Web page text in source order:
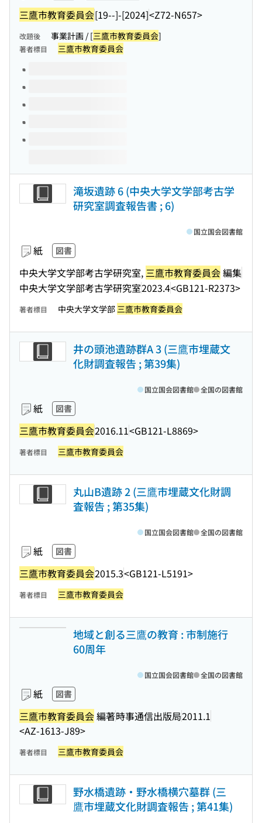
三鷹市教育委員会[19--]-[2024]<Z72-N657>
改題後 事業計画 / [三鷹市教育委員会]
著者標目 三鷹市教育委員会
このタイトルの巻号
滝坂遺跡 6 (中央大学文学部考古学
研究室調査報告書 ; 6)
紙 図書
中央大学文学部考古学研究室, 三鷹市教育委員会編集
中央大学文学部考古学研究室2023.4<GB121-R2373>
国立国会図書館
著者標目 中央大学文学部 三鷹市教育委員会
井の頭池遺跡群A 3 (三鷹市埋蔵文
化財調査報告 ; 第39集)
紙 図書
三鷹市教育委員会2016.11<GB121-L8869>
国立国会図書館 全国の図書館
著者標目 三鷹市教育委員会
丸山B遺跡 2 (三鷹市埋蔵文化財調
査報告 ; 第35集)
紙 図書
三鷹市教育委員会2015.3<GB121-L5191>
国立国会図書館 全国の図書館
著者標目 三鷹市教育委員会
地域と創る三鷹の教育 : 市制施行
60周年
紙 図書
三鷹市教育委員会編著時事通信出版局2011.1
<AZ-1613-J89>
国立国会図書館 全国の図書館
著者標目 三鷹市教育委員会
野水橋遺跡・野水橋横穴墓群 (三
鷹市埋蔵文化財調査報告 ; 第41集)